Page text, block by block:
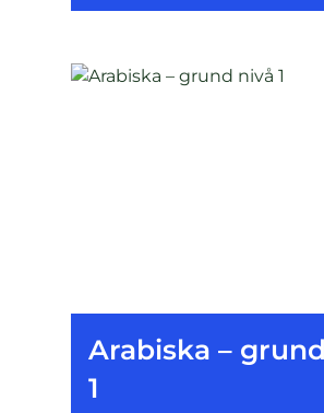
Arabiska –
1